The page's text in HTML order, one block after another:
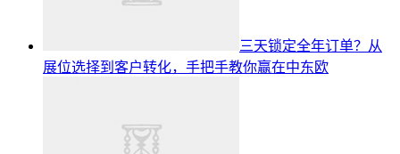
三天锁定全年订单？从
展位选择到客户转化，手把手教你赢在中东欧